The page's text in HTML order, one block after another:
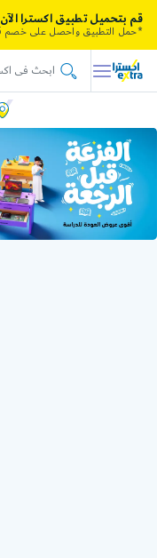
قم بتحميل تطبيق اكسترا الآن
*حمل التطبيق واحصل على خصم 5%